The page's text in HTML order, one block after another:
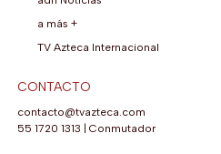
a más +
TV Azteca Internacional
CONTACTO
contacto@tvazteca.com
55 1720 1313
Conmutador